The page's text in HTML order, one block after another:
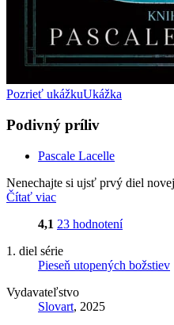
Pozrieť ukážkuUkážka
Podivný príliv
Pascale Lacelle
Nenechajte si ujsť prvý diel
Čítať viac
4,1 23 hodnotení
1. diel série
Pieseň utopených božstiev
Vydavateľstvo
Slovart, 2025